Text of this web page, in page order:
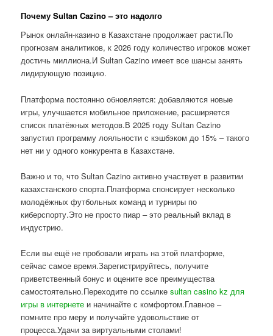
Почему Sultan Cazino – это надолго
Рынок онлайн-казино в Казахстане продолжает расти.По
прогнозам аналитиков, к 2026 году количество игроков может
достичь миллиона.И Sultan Cazino имеет все шансы занять
лидирующую позицию.
Платформа постоянно обновляется: добавляются новые
игры, улучшается мобильное приложение, расширяется
список платёжных методов.В 2025 году Sultan Cazino
запустил программу лояльности с кэшбэком до 15% – такого
нет ни у одного конкурента в Казахстане.
Важно и то, что Sultan Cazino активно участвует в развитии
казахстанского спорта.Платформа спонсирует несколько
молодёжных футбольных команд и турниры по
киберспорту.Это не просто пиар – это реальный вклад в
индустрию.
Если вы ещё не пробовали играть на этой платформе,
сейчас самое время.Зарегистрируйтесь, получите
приветственный бонус и оцените все преимущества
самостоятельно.Переходите по ссылкеsultan casino kz для
игры в интернете и начинайте с комфортом.Главное –
помните про меру и получайте удовольствие от
процесса.Удачи за виртуальными столами!